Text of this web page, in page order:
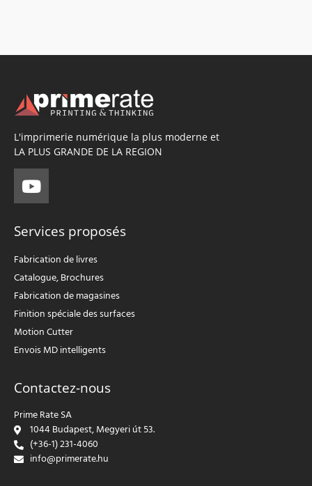
L'imprimerie numérique la plus moderne et
LA PLUS GRANDE DE LA REGION
Services proposés
Fabrication de livres
Catalogue, Brochures
Fabrication de magasines
Finition spéciale des surfaces
Motion Cutter
Envois MD intelligents
Contactez-nous
Prime Rate SA
1044 Budapest, Megyeri út 53.
(+36-1) 231-4060
info@primerate.hu